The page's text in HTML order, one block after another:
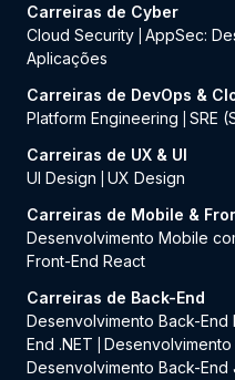
Carreiras de Cyber
Cloud Security AppSec:
Aplicações
Carreiras de DevOps &
Platform Engineering
SRE
Carreiras de UX & UI
UI Design
UX Design
Carreiras de Mobile &
Desenvolvimento Mobile
Front-End React
Carreiras de Back-End
Desenvolvimento Back-End
End .NET
Desenvolvimento Back-End